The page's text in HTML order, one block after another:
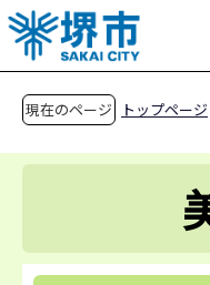
こ
の
ペ
現在のページ トップページ